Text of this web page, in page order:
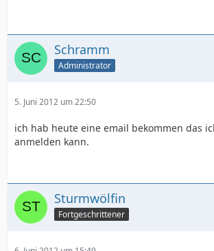
Schramm
Administrator
5. Juni 2012 um 22:50
ich hab heute eine email bekommen das
anmelden kann.
Sturmwölfin
Fortgeschrittener